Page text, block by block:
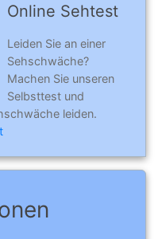
Online Sehtest
Leiden Sie an einer
Sehschwäche?
Machen Sie unseren
Selbsttest und
leiden.